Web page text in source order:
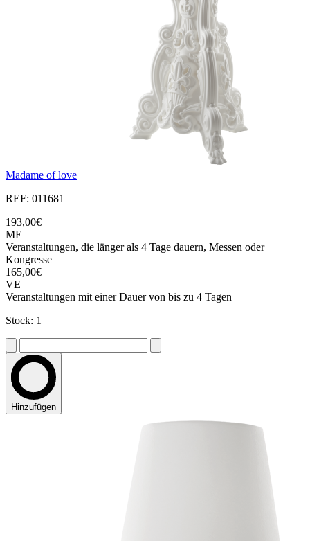
Madame of love
REF: 011681
193,00€
ME
Veranstaltungen, die länger als 4 Tage dauern, Messen oder
Kongresse
165,00€
VE
Veranstaltungen mit einer Dauer von bis zu 4 Tagen
Stock: 1
Hinzufügen